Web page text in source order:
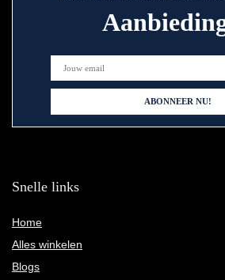
Snelle links
Home
Alles winkelen
Blogs